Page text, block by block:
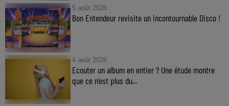
5 août 2026
Bon Entendeur revisite un incontournable Disco !
4 août 2026
Ecouter un album en entier ? Une étude montre
que ce n’est plus du...